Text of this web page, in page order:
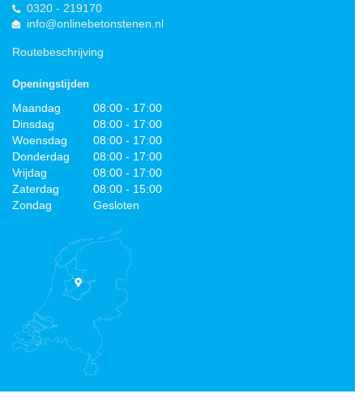
0320 - 219170
info@onlinebetonstenen.nl
Routebeschrijving
Openingstijden
Maandag
08:00 - 17:00
Dinsdag
08:00 - 17:00
Woensdag
08:00 - 17:00
Donderdag
08:00 - 17:00
Vrijdag
08:00 - 17:00
Zaterdag
08:00 - 15:00
Zondag
Gesloten